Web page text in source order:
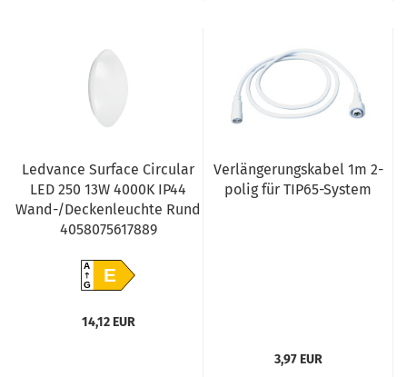
Ledvance Surface Circular
LED 250 13W 4000K IP44
Wand-/Deckenleuchte Rund
4058075617889
A
GE
14,12 EUR
Verlängerungskabel 1m 2-
polig für TIP65-System
3,97 EUR